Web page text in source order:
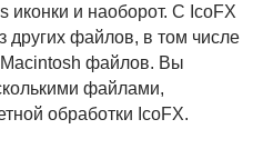
иконки и наоборот. С IcoFX
других файлов, в том числе
файлов. Вы
файлами,
обработки IcoFX.